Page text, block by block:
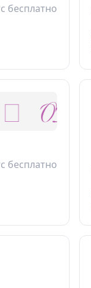
бесплатно
бесплатно